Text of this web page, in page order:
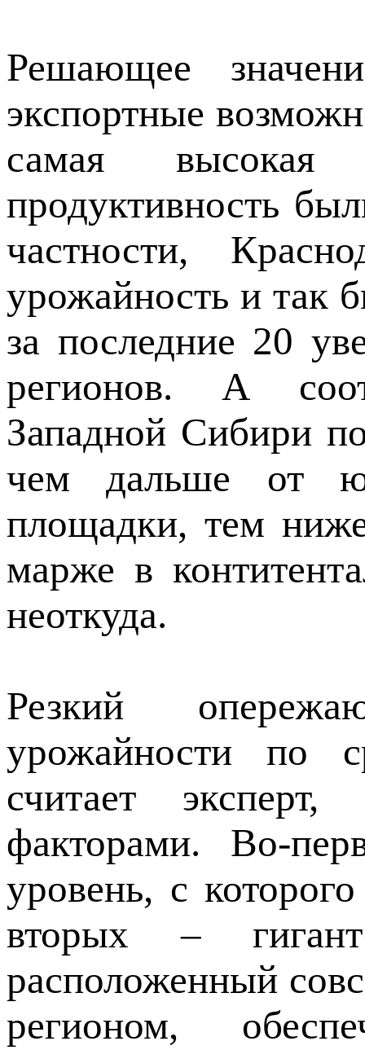
Решающее
экспортные
самая
продуктивность
частности,
урожайность и так
за последние 20
регионов. А
Западной Сибири
чем дальше от
площадки, тем
марже в
неоткуда.
Резкий
урожайности по
считает
факторами. Во-
уровень, с
вторых –
расположенный
регионом,